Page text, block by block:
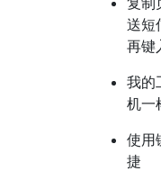
送短
再键
我的
机一
使用
捷